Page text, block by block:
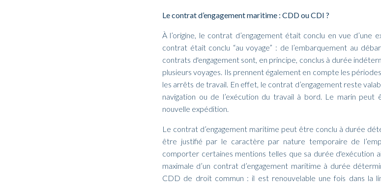
Le contrat d’engagement maritime : CDD ou CDI ?
À l’origine, le contrat d’engagement était conclu en vue d’une
contrat était conclu “au voyage” : de l’embarquement au
contrats d'engagement sont, en principe, conclus à durée
plusieurs voyages. Ils prennent également en compte les
les arrêts de travail. En effet, le contrat d’engagement reste
navigation ou de l’exécution du travail à bord. Le marin peut
nouvelle expédition.
Le contrat d’engagement maritime peut être conclu à durée
être justifié par le caractère par nature temporaire de
comporter certaines mentions telles que sa durée d'exécution
maximale d’un contrat d’engagement maritime à durée
CDD de droit commun : il est renouvelable une fois dans la